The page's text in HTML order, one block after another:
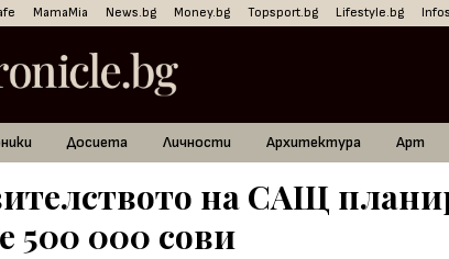
MamaMia News.bg Money.bg Topsport.bg Lifestyle.bg
Досиета Личности Архитектура Арт
на САЩ
500 000 сови